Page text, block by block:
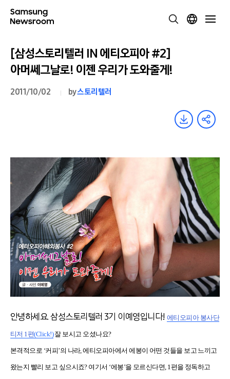
[삼성스토리텔러 IN 에티오피아 #2]
아머쎄그날로! 이젠 우리가 도와줄게!
2011/10/02 by스토리텔러
안녕하세요. 삼성스토리텔러 3기 이예영입니다! 에티오피아 봉사단
티저 1편(Click!) 잘 보시고 오셨나요?
본격적으로 ‘커피’의 나라, 에티오피아에서 에봉이 어떤 것들을 보고 느끼고
왔는지 빨리 보고 싶으시죠? 여기서 ‘에봉’을 모르신다면, 1편을 정독하고